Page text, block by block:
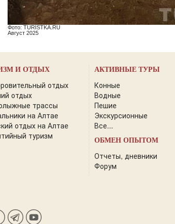
Фото: TURISTKA.RU
Август 2025
И ОТДЫХ
отдых
отдых
трассы
на Алтае
отдых на Алтае
туризм
АКТИВНЫЕ ТУРЫ
Конные
Водные
Пешие
Экскурсионные
Все...
ОБМЕН ОПЫТОМ
Отчеты, дневники
Форум